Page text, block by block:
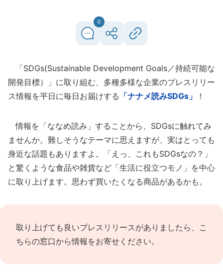
0
「SDGs(Sustainable Development Goals／持続可能な
開発目標）」に取り組む、多種多様な企業のプレスリリー
ス情報を平日に毎日お届けする 「ナナメ読みSDGs」 ！
情報を「ななめ読み」することから、SDGsに触れてみ
ませんか。難しそうなテーマに思えますが、実はとっても
身近な話題もありますよ。「えっ、これもSDGsなの？」
と驚くような食品や雑貨など「生活に役立つモノ」を中心
に取り上げます。思わず買いたくなる商品があるかも。
取り上げても良いプレスリリースがありましたら、 こ
ちらの窓口から情報をお寄せください。